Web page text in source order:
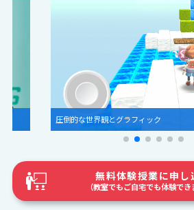
圧倒的な世界観とグラフィック
無料体験授業に申し
（教室でもご自宅でも体験でき